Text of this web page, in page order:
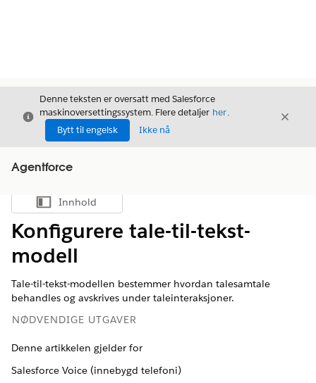
Avslutt
Denne teksten er oversatt med Salesforce
maskinoversettingssystem. Flere detaljer her.
Bytt til engelsk
Ikke nå
Avslutt
Agentforce
Vis innholdsfortegnelse
Innhold
Konfigurere tale-til-tekst-
modell
Tale-til-tekst-modellen bestemmer hvordan talesamtale
behandles og avskrives under taleinteraksjoner.
NØDVENDIGE UTGAVER
Denne artikkelen gjelder for
Salesforce Voice (innebygd telefoni)